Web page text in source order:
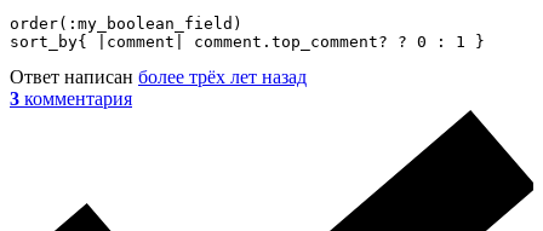
order(:my_boolean_field)
sort_by{ |comment| comment.top_comment? ? 0 : 1 }
Ответ написан более трёх лет назад
3 комментария